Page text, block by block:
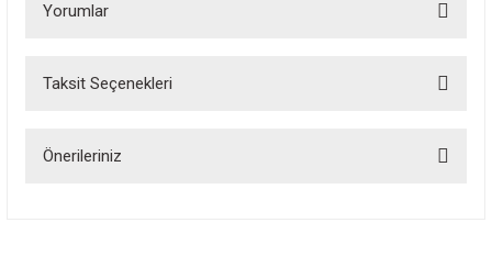
Yorumlar
Taksit Seçenekleri
Önerileriniz